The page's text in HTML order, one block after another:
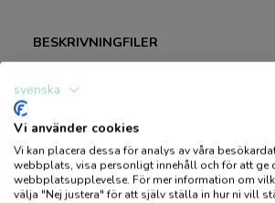
BESKRIVNINGFILER
Ljusrosa Svanenmärkta rörpärlor till
alla olika sorters motiv av pärlplattor.
fritt. Kan också användas till pyssel
svenska
Vi använder cookies
Vi kan placera dessa för analys av våra
webbplats, visa personligt innehåll och för att ge
webbplatsupplevelse. För mer information om
välja "Nej justera" för att själv ställa in hur ni vill